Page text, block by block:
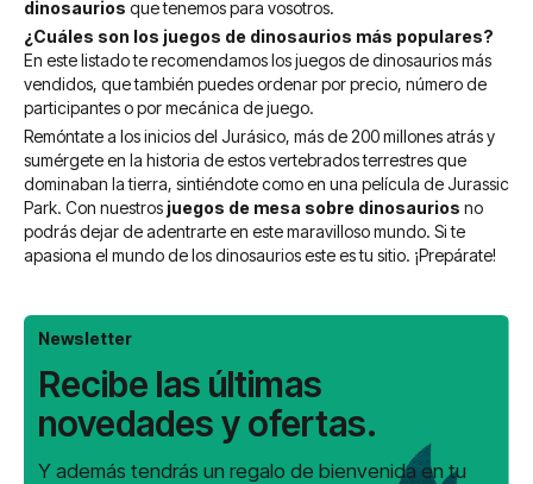
dinosaurios que tenemos para vosotros.
¿Cuáles son los juegos de dinosaurios más populares?
En este listado te recomendamos los juegos de dinosaurios más
vendidos, que también puedes ordenar por precio, número de
participantes o por mecánica de juego.
Remóntate a los inicios del Jurásico, más de 200 millones atrás y
sumérgete en la historia de estos vertebrados terrestres que
dominaban la tierra, sintiéndote como en una película de Jurassic
Park. Con nuestros juegos de mesa sobre dinosaurios no
podrás dejar de adentrarte en este maravilloso mundo. Si te
apasiona el mundo de los dinosaurios este es tu sitio. ¡Prepárate!
Newsletter
Recibe las últimas
novedades y ofertas.
Y además tendrás un regalo de bienvenida en tu